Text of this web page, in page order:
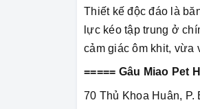
Thiết kế độc đáo là
lực kéo tập trung ở
cảm giác ôm khit, vừa
===== Gâu Miao Pet
70 Thủ Khoa Huân, P.